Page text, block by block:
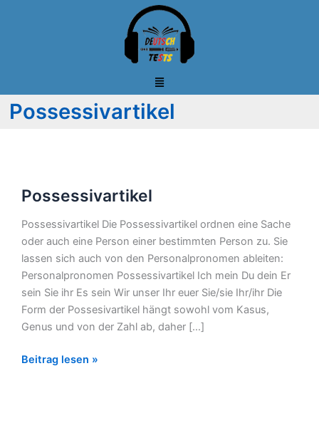
Possessivartikel
Possessivartikel
Possessivartikel Die Possessivartikel ordnen eine Sache
oder auch eine Person einer bestimmten Person zu. Sie
lassen sich auch von den Personalpronomen ableiten:
Personalpronomen Possessivartikel Ich mein Du dein Er
sein Sie ihr Es sein Wir unser Ihr euer Sie/sie Ihr/ihr Die
Form der Possesivartikel hängt sowohl vom Kasus,
Genus und von der Zahl ab, daher […]
Beitrag lesen »